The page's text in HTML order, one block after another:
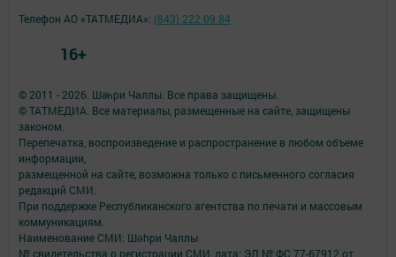
© 2011 - 2026. Шәһри Чаллы. Все права защищены.
© ТАТМЕДИА. Все материалы, размещенные на сайте, защищены
законом.
Перепечатка, воспроизведение и распространение в любом объеме
информации,
размещенной на сайте, возможна только с письменного согласия
редакций СМИ.
При поддержке Республиканского агентства по печати и массовым
коммуникациям.
Наименование СМИ: Шəhри Чаллы
№ свидетельства о регистрации СМИ, дата: ЭЛ № ФС 77-67912 от
Телефон АО «ТАТМЕДИА»: (843) 222 09 84
16+